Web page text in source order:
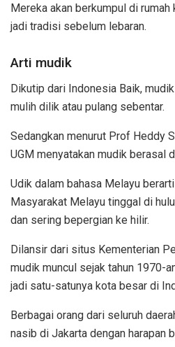
Mereka akan berkumpul di rumah
jadi tradisi sebelum lebaran.
Arti mudik
Dikutip dari Indonesia Baik,
mulih dilik atau pulang sebentar.
Sedangkan menurut Prof Heddy
UGM menyatakan mudik berasal
Udik dalam bahasa Melayu berarti
Masyarakat Melayu tinggal di
dan sering bepergian ke hilir.
Dilansir dari situs Kementerian
mudik muncul sejak tahun 1970-
jadi satu-satunya kota besar di
Berbagai orang dari seluruh
nasib di Jakarta dengan harapan